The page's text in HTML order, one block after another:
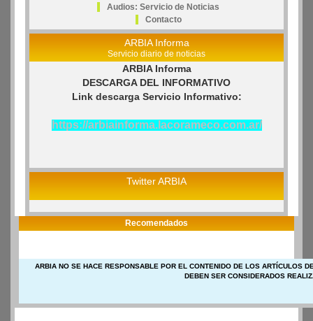
Audios: Servicio de Noticias
Contacto
ARBIA Informa
Servicio diario de noticias
ARBIA Informa
DESCARGA DEL INFORMATIVO
Link descarga Servicio Informativo:
https://arbiainforma.lacorameco.com.ar/
Twitter ARBIA
Recomendados
ARBIA NO SE HACE RESPONSABLE POR EL CONTENIDO DE LOS ARTÍCULOS
DEBEN SER CONSIDERADOS